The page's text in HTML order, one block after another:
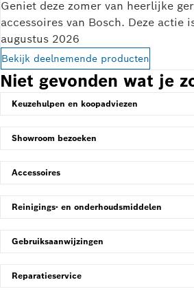
Geniet deze zomer van heerlijke
accessoires van Bosch. Deze actie
augustus 2026
Bekijk deelnemende producten
Niet gevonden wat je
Keuzehulpen en koopadviezen
Showroom bezoeken
Accessoires
Reinigings- en onderhoudsmiddelen
Gebruiksaanwijzingen
Reparatieservice